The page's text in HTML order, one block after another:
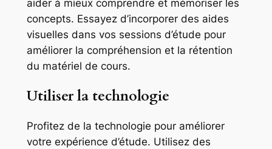
aider à mieux comprendre et mémoriser les
concepts. Essayez d’incorporer des aides
visuelles dans vos sessions d’étude pour
améliorer la compréhension et la rétention
du matériel de cours.
Utiliser la technologie
Profitez de la technologie pour améliorer
votre expérience d’étude. Utilisez des